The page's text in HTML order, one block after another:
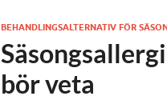
BEHANDLINGSALTERNATIV FÖR
bör veta